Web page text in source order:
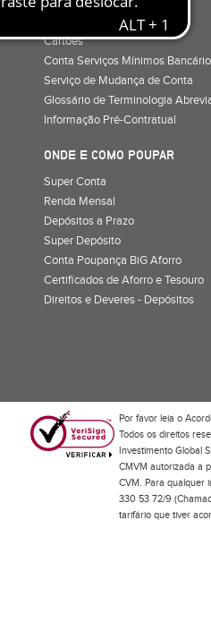
Cartões
Conta Serviços Mínimos
Serviço de Mudança de Conta
Glossário de Terminologia
Informação Pré-Contratual
ONDE E COMO POUPAR
Super Conta
Renda Mensal
Depósitos a Prazo
Super Depósito
Conta Poupança BiG Aforro
Certificados de Aforro e Tesouro
Direitos e Deveres - Depósitos
Por favor leia o
Todos os direitos
Investimento Global
CMVM autorizada a
CVM. Para qualquer
330 53 72/9
tarifário que tiver